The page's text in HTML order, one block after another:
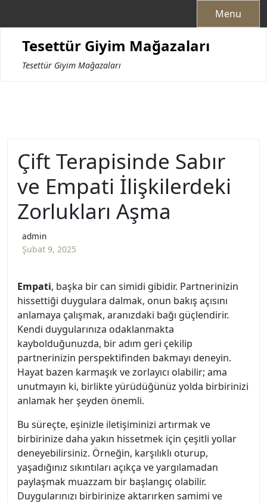
Menu
Tesettür Giyim Mağazaları
Tesettür Giyim Mağazaları
Çift Terapisinde Sabır
ve Empati İlişkilerdeki
Zorlukları Aşma
admin
Şubat 9, 2025
Empati, başka bir can simidi gibidir. Partnerinizin
hissettiği duygulara dalmak, onun bakış açısını
anlamaya çalışmak, aranızdaki bağı güçlendirir.
Kendi duygularınıza odaklanmakta
kaybolduğunuzda, bir adım geri çekilip
partnerinizin perspektifinden bakmayı deneyin.
Hayat bazen karmaşık ve zorlayıcı olabilir; ama
unutmayın ki, birlikte yürüdüğünüz yolda birbirinizi
anlamak her şeyden önemli.
Bu süreçte, eşinizle iletişiminizi artırmak ve
birbirinize daha yakın hissetmek için çeşitli yollar
deneyebilirsiniz. Örneğin, karşılıklı oturup,
yaşadığınız sıkıntıları açıkça ve yargılamadan
paylaşmak muazzam bir başlangıç olabilir.
Duygularınızı birbirinize aktarırken samimi ve